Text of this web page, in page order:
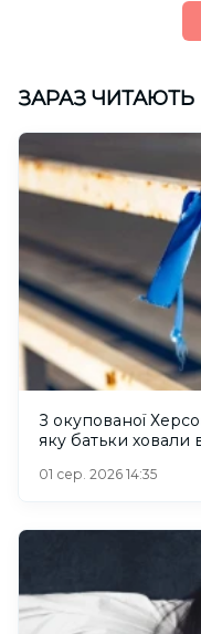
ЗАРАЗ ЧИТАЮТЬ
З окупованої
яку батьки ховали
01 сер. 2026 14:35